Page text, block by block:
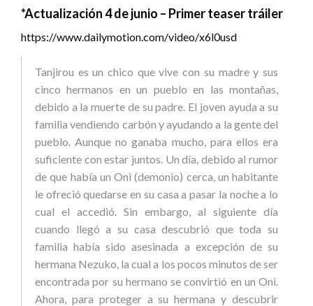
*Actualización 4 de junio – Primer teaser tráiler
https://www.dailymotion.com/video/x6l0usd
Tanjirou es un chico que vive con su madre y sus
cinco hermanos en un pueblo en las montañas,
debido a la muerte de su padre. El joven ayuda a su
familia vendiendo carbón y ayudando a la gente del
pueblo. Aunque no ganaba mucho, para ellos era
suficiente con estar juntos. Un día, debido al rumor
de que había un Oni (demonio) cerca, un habitante
le ofreció quedarse en su casa a pasar la noche a lo
cual el accedió. Sin embargo, al siguiente día
cuando llegó a su casa descubrió que toda su
familia había sido asesinada a excepción de su
hermana Nezuko, la cual a los pocos minutos de ser
encontrada por su hermano se convirtió en un Oni.
Ahora, para proteger a su hermana y descubrir